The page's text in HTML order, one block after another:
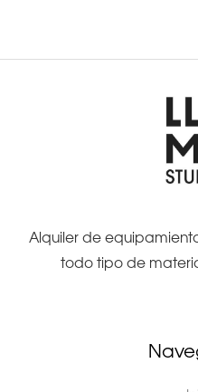
Alquiler de
todo tipo de